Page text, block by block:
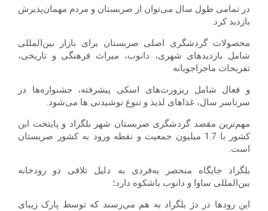
در تمامی طول سال می‌توان از صربستان و مردم مهمان‌پذیرش
بازدید کرد.
محصولات گردشگری اصلی صربستان برای بازار بین‌المللی
شامل بازدید‌های شهری، دانوب، میراث فرهنگی و تاریخی،
تفریحات ماجراجویانه
و فعال شامل ریزورت‌های اسکی پیشرفته، جشنواره‌ها در
سرتاسر سال، غذاهای لذیذ و تنوع نوشیدنی ها می‌شود.
مهم‌ترین مقصد گردشگری صربستان شهر بلگراد و پایتخت این
کشور با 1.7 میلیون جمعیت و نقطه ورود به کشور صربستان
است.
بلگراد جایگاه منحصر به‌فردی به دلیل تلاقی دو رودخانه
بین‌المللی ساوا و دانوب باشکوه دارد؛
این رودها در دژ بلگراد به هم می‌رسند که توسط پارک زیبای